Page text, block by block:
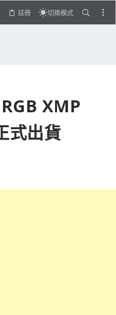
註冊 切換模式
XMP
式出貨